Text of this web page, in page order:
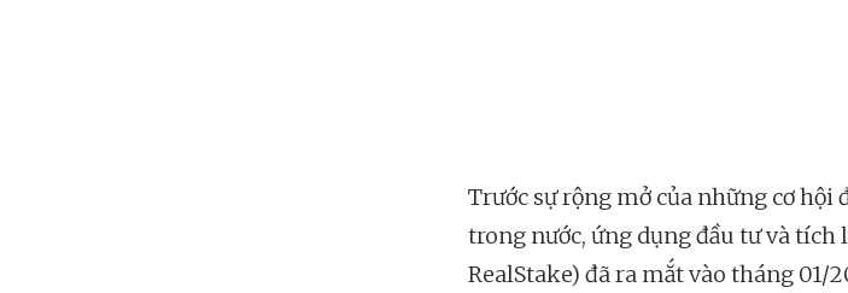
Trước sự rộng mở của những cơ hội
trong nước, ứng dụng đầu tư và tích
RealStake) đã ra mắt vào tháng 01/